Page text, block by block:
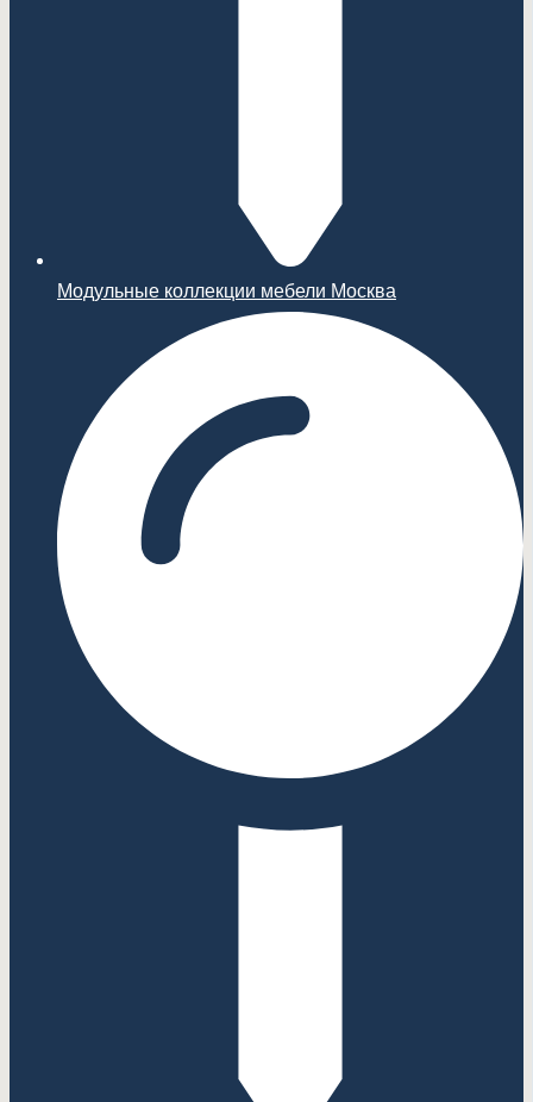
Модульные коллекции мебели Москва